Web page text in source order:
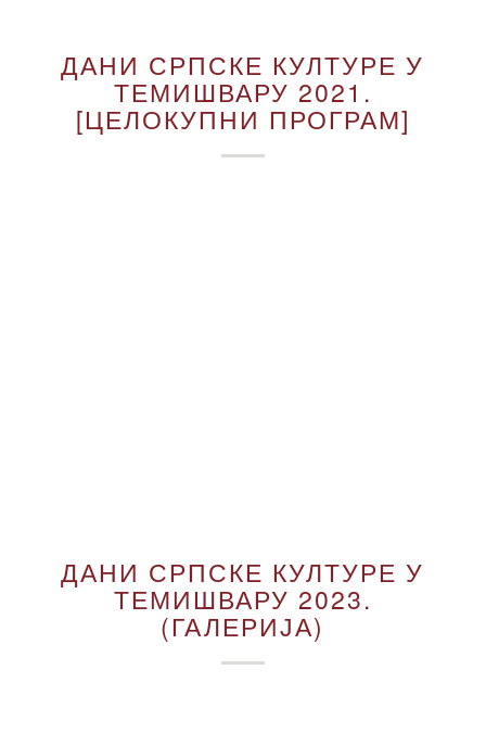
ДАНИ СРПСКЕ КУЛТУРЕ У
ТЕМИШВАРУ 2021.
[ЦЕЛОКУПНИ ПРОГРАМ]
ДАНИ СРПСКЕ КУЛТУРЕ У
ТЕМИШВАРУ 2023.
(ГАЛЕРИЈА)